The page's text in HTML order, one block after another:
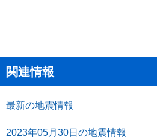
関連情報
最新の地震情報
2023年05月30日の地震情報